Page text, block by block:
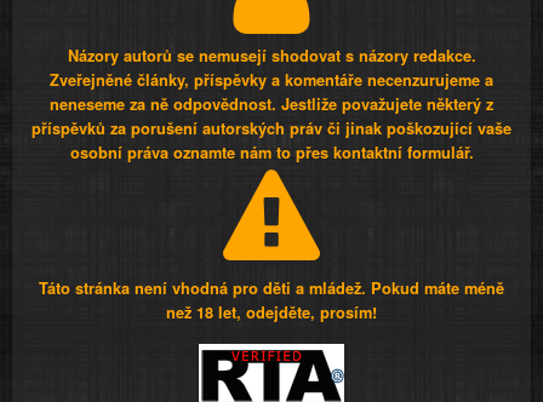
Názory autorů se nemusejí shodovat s názory redakce.
Zveřejněné články, příspěvky a komentáře necenzurujeme a
neneseme za ně odpovědnost. Jestliže považujete některý z
příspěvků za porušení autorských práv či jinak poškozující vaše
osobní práva oznamte nám to přes kontaktní formulář.
Táto stránka není vhodná pro děti a mládež. Pokud máte méně
než 18 let, odejděte, prosím!